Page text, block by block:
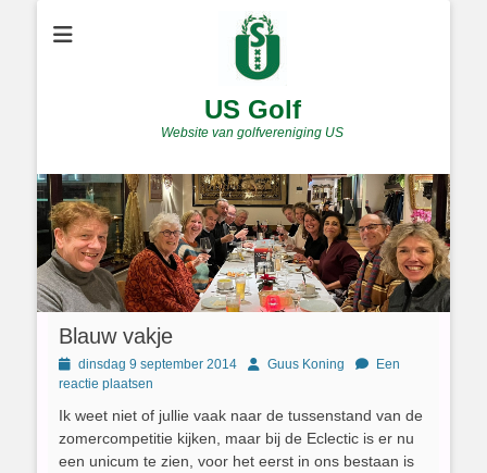
US Golf
Website van golfvereniging US
Blauw vakje
Geplaatst
op
dinsdag 9 september 2014 AuthorGuus Koning
Een
reactie plaatsen
Ik weet niet of jullie vaak naar de tussenstand van de
zomercompetitie kijken, maar bij de Eclectic is er nu
een unicum te zien, voor het eerst in ons bestaan is